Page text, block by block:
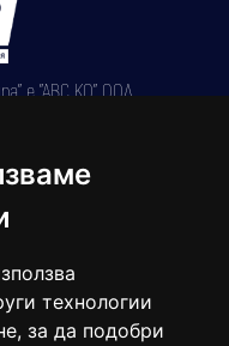
технологии
за да подобри
е "АВС КО" ООД,